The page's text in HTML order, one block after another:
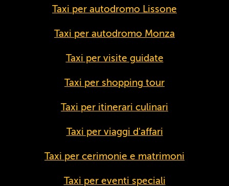
Taxi per autodromo Lissone
Taxi per autodromo Monza
Taxi per visite guidate
Taxi per shopping tour
Taxi per itinerari culinari
Taxi per viaggi d'affari
Taxi per cerimonie e matrimoni
Taxi per eventi speciali